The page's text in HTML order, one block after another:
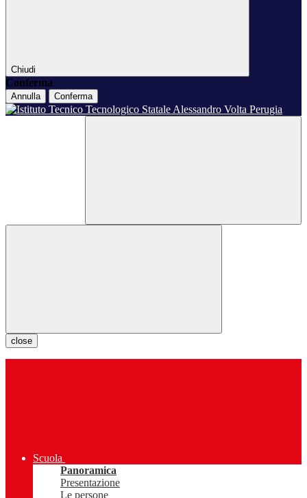
Chiudi
Conferma
Annulla Conferma
close
Scuola
Panoramica
Presentazione
Le persone